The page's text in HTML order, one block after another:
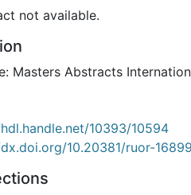
not available.
Masters Abstracts
10393/10594
10.20381/ruor-16899